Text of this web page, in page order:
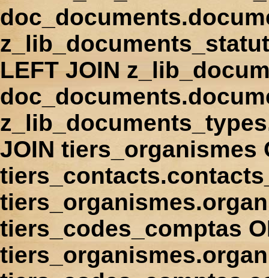
LEFT JOIN
JOIN tiers_organismes
tiers_codes_comptas